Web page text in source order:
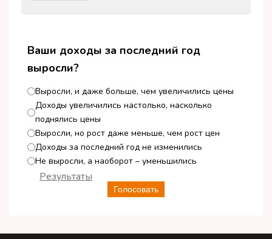
Ваши доходы за последний год
выросли?
Выросли, и даже больше, чем увеличились цены
Доходы увеличились настолько, насколько
поднялись цены
Выросли, но рост даже меньше, чем рост цен
Доходы за последний год не изменились
Не выросли, а наоборот – уменьшились
Голосовать
Результаты